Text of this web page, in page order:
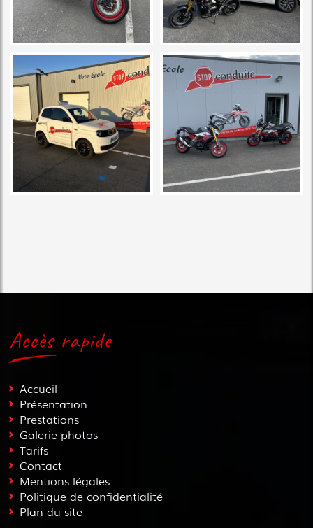
Accès rapide
Accueil
Présentation
Prestations
Galerie photos
Tarifs
Contact
Mentions légales
Politique de confidentialité
Plan du site